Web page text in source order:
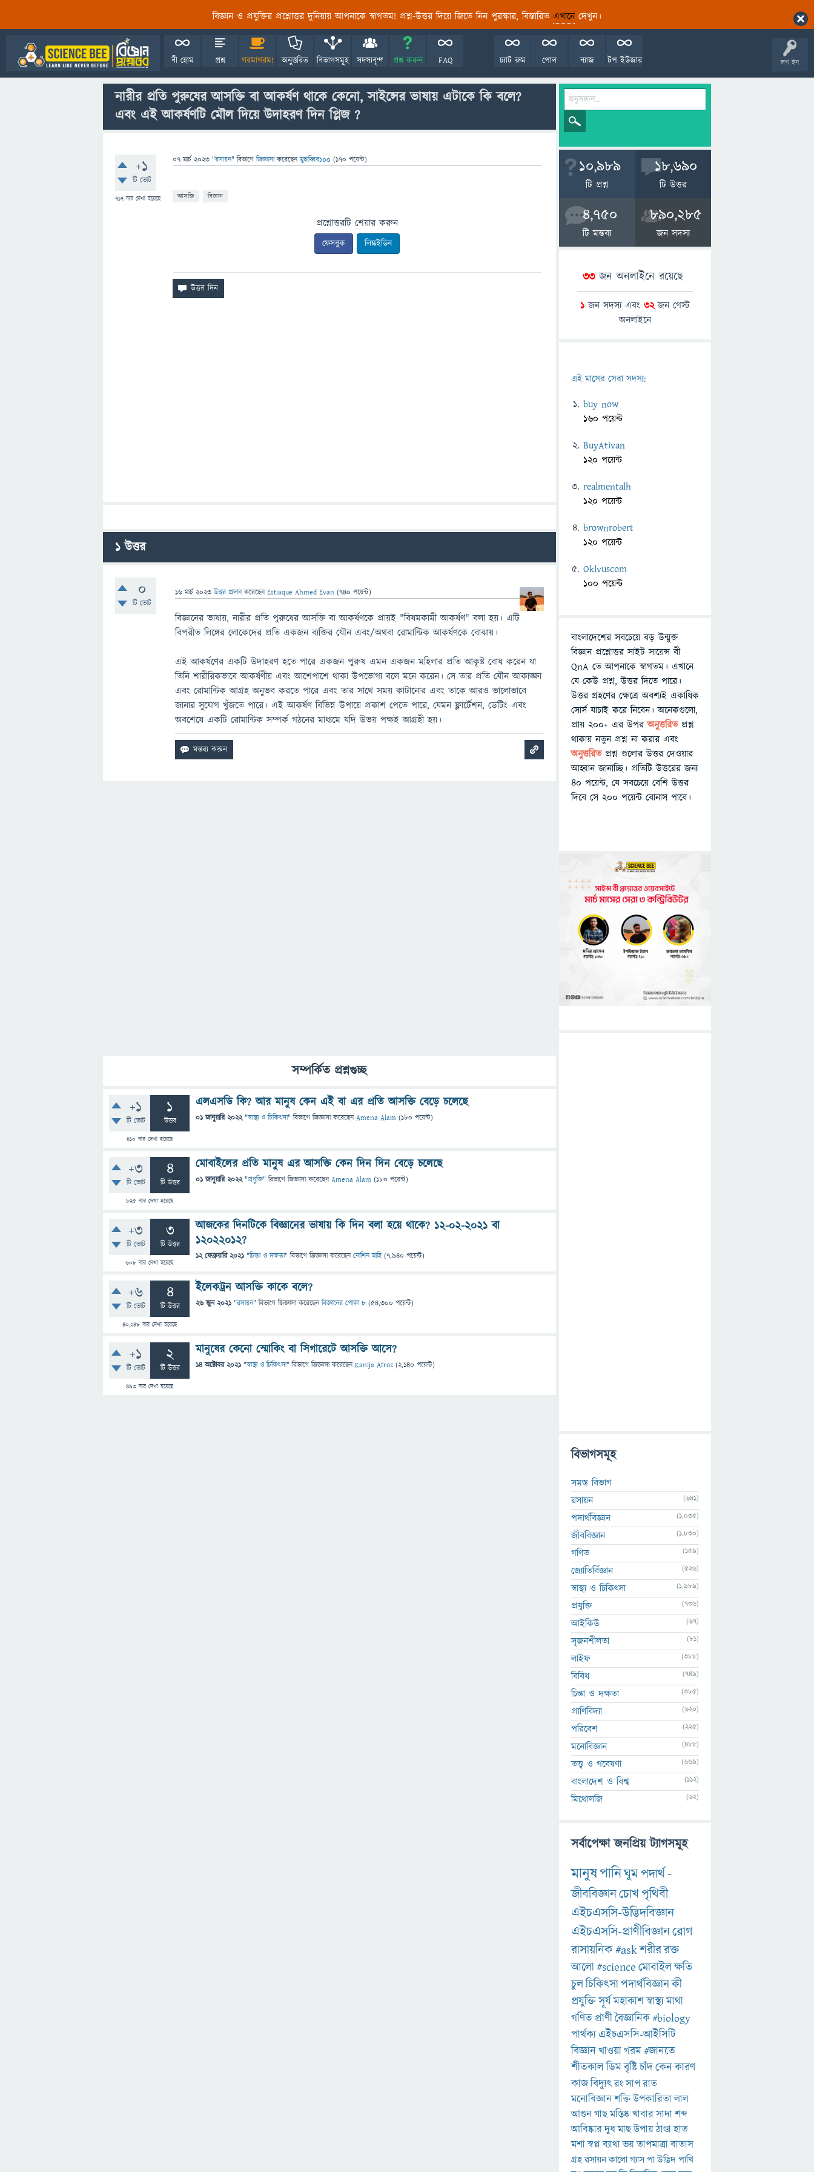
বিজ্ঞান ও প্রযুক্তির প্রশ্নোত্তর দুনিয়ায় আপনাকে স্বাগতম! প্রশ্ন-উত্তর দিয়ে জিতে নিন পুরস্কার, বিস্তারিত এখানেদেখুন।
লগ ইন
বী হোম প্রশ্ন গরমাগরম! অনুত্তরিত বিভাগসমূহ সদস্যবৃন্দ প্রশ্ন করুন FAQ টপ ইউজার
ব্যাজ
পোল
চ্যাট রুম
নারীর প্রতি পুরুষের আসক্তি বা আকর্ষণ থাকে কেনো, সাইন্সের ভাষায় এটাকে কি বলে?
এবং এই আকর্ষণটি মৌল দিয়ে উদাহরণ দিন প্লিজ ?
+1
টি ভোট
717 বার দেখা হয়েছে
07 মার্চ 2023 "রসায়ন" বিভাগে জিজ্ঞাসাকরেছেনমুছাব্বির১০০ (170 পয়েন্ট)
আসক্তি বিজ্ঞান
প্রশ্নোত্তরটি শেয়ার করুন
ফেসবুক লিঙ্কইডিন
1উত্তর
0
টি ভোট
16 মার্চ 2023 উত্তর প্রদান করেছেনEstiaque Ahmed Evan (740 পয়েন্ট)
বিজ্ঞানের ভাষায়, নারীর প্রতি পুরুষের আসক্তি বা আকর্ষণকে প্রায়ই "বিষমকামী আকর্ষণ" বলা হয়। এটি
বিপরীত লিঙ্গের লোকেদের প্রতি একজন ব্যক্তির যৌন এবং/অথবা রোমান্টিক আকর্ষণকে বোঝায়।
এই আকর্ষণের একটি উদাহরণ হতে পারে একজন পুরুষ এমন একজন মহিলার প্রতি আকৃষ্ট বোধ করেন যা
তিনি শারীরিকভাবে আকর্ষণীয় এবং আশেপাশে থাকা উপভোগ্য বলে মনে করেন। সে তার প্রতি যৌন আকাঙ্ক্ষা
এবং রোমান্টিক আগ্রহ অনুভব করতে পারে এবং তার সাথে সময় কাটানোর এবং তাকে আরও ভালোভাবে
জানার সুযোগ খুঁজতে পারে। এই আকর্ষণ বিভিন্ন উপায়ে প্রকাশ পেতে পারে, যেমন ফ্লার্টেশন, ডেটিং এবং
অবশেষে একটি রোমান্টিক সম্পর্ক গঠনের মাধ্যমে যদি উভয় পক্ষই আগ্রহী হয়।
সম্পর্কিত প্রশ্নগুচ্ছ
+1
টি ভোট
1
উত্তর
410 বার দেখা হয়েছে
এলএসডি কি? আর মানুষ কেন এই বা এর প্রতি আসক্তি বেড়ে চলেছে
01 জানুয়ারি 2022 "স্বাস্থ্য ও চিকিৎসা" বিভাগে জিজ্ঞাসাকরেছেনAmena Alam (180 পয়েন্ট)
+3
টি ভোট
4
টি উত্তর
825বার দেখা হয়েছে
মোবাইলের প্রতি মানুষ এর আসক্তি কেন দিন দিন বেড়ে চলেছে
01 জানুয়ারি 2022 "প্রযুক্তি" বিভাগে জিজ্ঞাসাকরেছেনAmena Alam (180 পয়েন্ট)
+3
টি ভোট
3
টি উত্তর
608 বার দেখা হয়েছে
আজকের দিনটিকে বিজ্ঞানের ভাষায় কি দিন বলা হয়ে থাকে? ১২-০২-২০২১ বা
১২০২২০১২?
12 ফেব্রুয়ারি 2021 "চিন্তা ও দক্ষতা" বিভাগে জিজ্ঞাসাকরেছেননোশিন মাহি (7,940 পয়েন্ট)
+6
টি ভোট
4
টি উত্তর
40,248বার দেখা হয়েছে
ইলেকট্রন আসক্তি কাকে বলে?
26 জুন 2021 "রসায়ন" বিভাগে জিজ্ঞাসাকরেছেনবিজ্ঞানের পোকা ৮ (54,300 পয়েন্ট)
+1
টি ভোট
2
টি উত্তর
493বার দেখা হয়েছে
মানুষের কেনো স্মোকিং বা সিগারেটে আসক্তি আসে?
14 অক্টোবর 2021 "স্বাস্থ্য ও চিকিৎসা" বিভাগে জিজ্ঞাসাকরেছেনKanija Afroz (2,140 পয়েন্ট)
10,989
টি প্রশ্ন
18,690
টি উত্তর
4,750
টি মন্তব্য
890,285
জন সদস্য
33জন অনলাইনে রয়েছে
1 জন সদস্য এবং 32জন গেস্ট
অনলাইনে
এই মাসের সেরা সদস্য:
buy now
160 পয়েন্ট
BuyAtivan
120 পয়েন্ট
realmentalh
120 পয়েন্ট
brownrobert
120 পয়েন্ট
Oklvuscom
100 পয়েন্ট
বাংলাদেশের সবচেয়ে বড় উন্মুক্ত
বিজ্ঞান প্রশ্নোত্তর সাইট সায়েন্স বী
QnA তে আপনাকে স্বাগতম। এখানে
যে কেউ প্রশ্ন, উত্তর দিতে পারে।
উত্তর গ্রহণের ক্ষেত্রে অবশ্যই একাধিক
সোর্স যাচাই করে নিবেন। অনেকগুলো,
প্রায় ২০০+ এর উপরঅনুত্তরিতপ্রশ্ন
থাকায় নতুন প্রশ্ন না করার এবং
অনুত্তরিত প্রশ্ন গুলোর উত্তর দেওয়ার
আহ্বান জানাচ্ছি। প্রতিটি উত্তরের জন্য
৪০ পয়েন্ট, যে সবচেয়ে বেশি উত্তর
দিবে সে ২০০ পয়েন্ট বোনাস পাবে।
বিভাগসমূহ
সমস্ত বিভাগ
রসায়ন
(641)
পদার্থবিজ্ঞান (1,035)
জীববিজ্ঞান (1,830)
গণিত (159)
জ্যোতির্বিজ্ঞান (526)
স্বাস্থ্য ও চিকিৎসা (1,989)
প্রযুক্তি (736)
আইকিউ (67)
সৃজনশীলতা (81)
লাইফ (388)
বিবিধ (749)
চিন্তা ও দক্ষতা (385)
প্রাণিবিদ্যা (620)
পরিবেশ (225)
মনোবিজ্ঞান (488)
তত্ত্ব ও গবেষণা (669)
বাংলাদেশ ও বিশ্ব (112)
মিথোলজি (62)
সর্বাপেক্ষা জনপ্রিয় ট্যাগসমূহ
মানুষপানিঘুমপদার্থ-
জীববিজ্ঞানচোখপৃথিবী
এইচএসসি-উদ্ভিদবিজ্ঞান
এইচএসসি-প্রাণীবিজ্ঞানরোগ
রাসায়নিক#askশরীররক্ত
আলো#scienceমোবাইলক্ষতি
চুলচিকিৎসাপদার্থবিজ্ঞানকী
প্রযুক্তিসূর্যমহাকাশস্বাস্থ্যমাথা
গণিত প্রাণীবৈজ্ঞানিক#biology
পার্থক্য এইচএসসি-আইসিটি
বিজ্ঞানখাওয়াগরম#জানতে
শীতকালডিমবৃষ্টিচাঁদকেনকারণ
কাজবিদ্যুৎরংসাপরাত
মনোবিজ্ঞানশক্তিউপকারিতালাল
আগুনগাছমস্তিষ্কখাবারসাদাশব্দ
আবিষ্কারদুধমাছউপায়ঠাণ্ডাহাত
মশাস্বপ্নব্যাথাভয়তাপমাত্রাবাতাস
গ্রহরসায়নকালোগ্যাসপাউদ্ভিদপাখি